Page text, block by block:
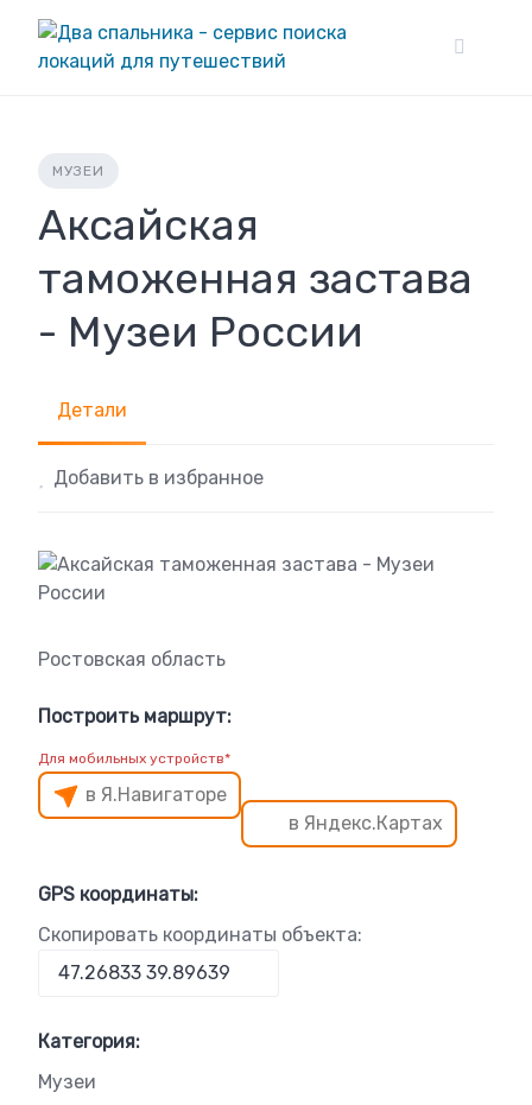
content
МУЗЕИ
Аксайская
таможенная застава
- Музеи России
Детали
Добавить в избранное
Ростовская область
Построить маршрут:
Для мобильных устройств*
в Я.Навигаторе
в Яндекс.Картах
GPS координаты:
Скопировать координаты объекта:
Категория:
Музеи